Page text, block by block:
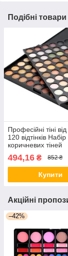
Подібні товари
Професійні тіні
120 відтінків Набір
коричневих тіней
494,16 ₴ 852 ₴
Купити
Акційні
–42%